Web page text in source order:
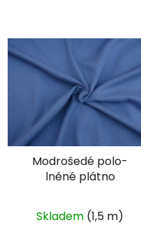
Modrošedé polo-
lněné plátno
Skladem (1,5 m)